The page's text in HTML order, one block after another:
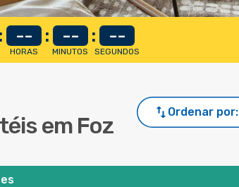
: --
HORAS
: --
MINUTOS
: --
SEGUNDOS
em Foz
Ordenar por: